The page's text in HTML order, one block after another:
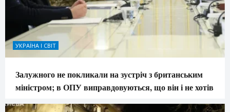
УКРАЇНА І СВІТ
Залужного не покликали на зустріч з британським
міністром; в ОПУ виправдовуються, що він і не хотів